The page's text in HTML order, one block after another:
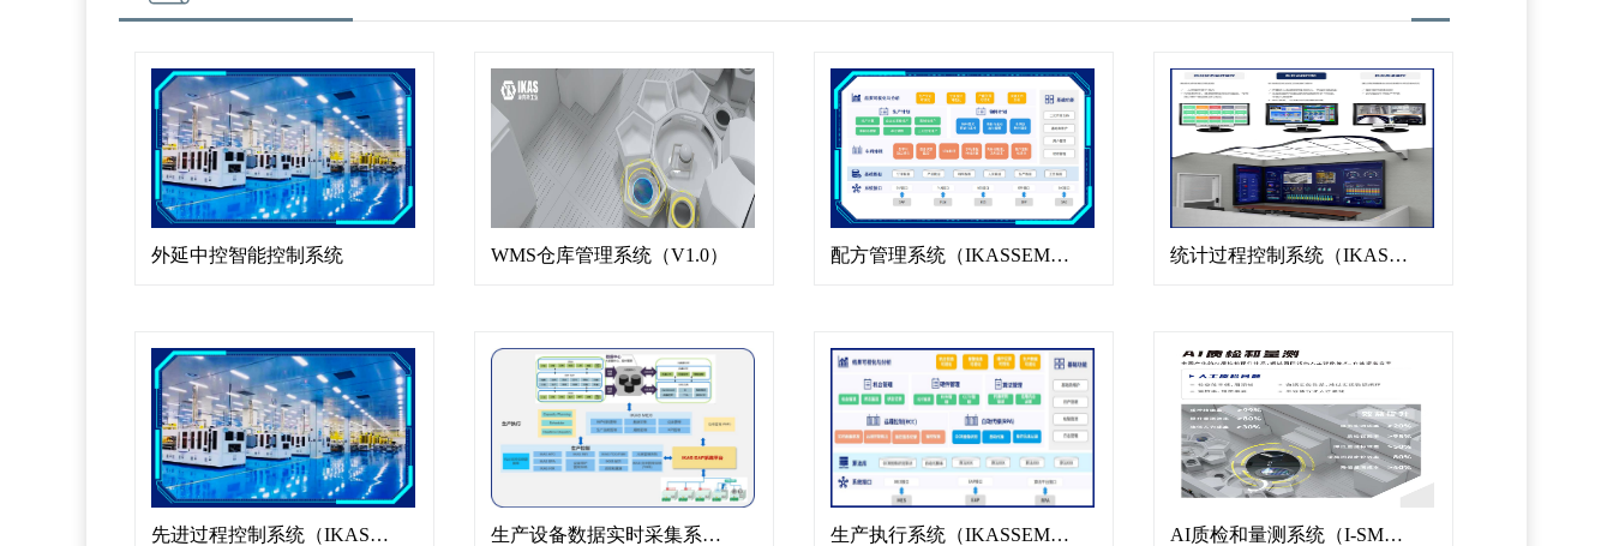
外延中控智能控制系统 WMS仓库管理系统（V1.0） 配方管理系统（IKASSEMI-RMS V1.0） 统计过程控制系统（IKAS-SPC V1.0）
先进过程控制系统（IKAS-APC V1.0） 生产设备数据实时采集系统（IKAS-EAP V1.0） 生产执行系统（IKASSEMI-MES V1.0） AI质检和量测系统（I-SMS-SEMI V1.0）